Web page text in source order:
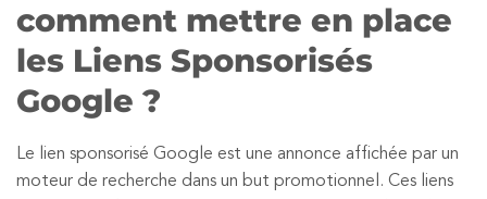
comment mettre en place
les Liens Sponsorisés
Google ?
Le lien sponsorisé Google est une annonce affichée par un
moteur de recherche dans un but promotionnel. Ces liens